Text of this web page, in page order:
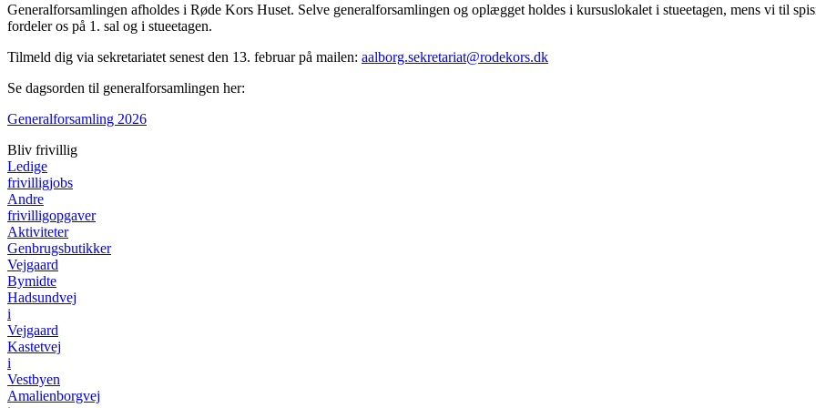
Generalforsamlingen afholdes i Røde Kors Huset. Selve generalforsamlingen og oplægget holdes i kursuslokalet i stueetagen, mens vi til
fordeler os på 1. sal og i stueetagen.
Tilmeld dig via sekretariatet senest den 13. februar på mailen: aalborg.sekretariat@rodekors.dk
Se dagsorden til generalforsamlingen her:
Generalforsamling 2026
Bliv frivillig
Ledige
frivilligjobs
Andre
frivilligopgaver
Aktiviteter
Genbrugsbutikker
Vejgaard
Bymidte
Hadsundvej
i
Vejgaard
Kastetvej
i
Vestbyen
Amalienborgvej